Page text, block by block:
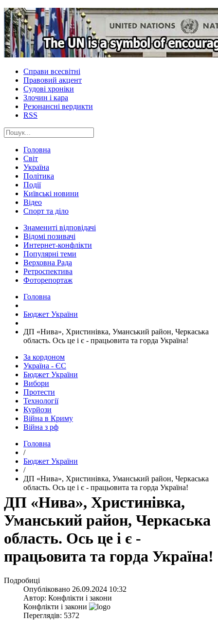
Справи всесвітні
Правовий акцент
Судові хроніки
Злочин і кара
Резонансні вердикти
RSS
Головна
Світ
Україна
Політика
Події
Київські новини
Відео
Спорт та діло
Знамениті відповідачі
Відомі позивачі
Интернет-конфлікти
Популярні теми
Верховна Рада
Ретроспектива
Фоторепортаж
Головна
Бюджет України
​ДП «Нива», Христинівка, Уманський район, Черкаська
область. Ось це і є - працьовита та горда Україна!
За кордоном
Україна - ЄС
Бюджет України
Вибори
Протести
Технології
Курйози
Війна в Криму
Війна з рф
Головна
/
Бюджет України
/
​ДП «Нива», Христинівка, Уманський район, Черкаська
область. Ось це і є - працьовита та горда Україна!
​ДП «Нива», Христинівка,
Уманський район, Черкаська
область. Ось це і є -
працьовита та горда Україна!
Подробиці
Опубліковано 26.09.2024 10:32
Автор: Конфлікти і закони
Конфлікти і закони
Переглядів: 5372